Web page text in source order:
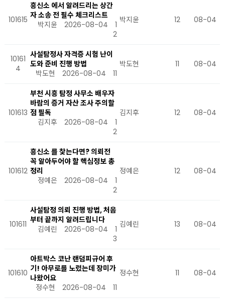
101615
흥신소 에서 알려드리는 상간
자 소송 전 필수 체크리스트
박지윤
2026-08-04
1
2
박지윤 12 08-04
10161
4
사설탐정사 자격증 시험 난이
도와 준비 진행 방법
박도현
2026-08-04 11
박도현 11 08-04
101613
부천 시흥 탐정 사무소 배우자
바람의 증거 자산 조사 주의할
점 필독
김지후
2026-08-04
1
2
김지후 12 08-04
101612
흥신소 를 찿는다면? 의뢰전
꼭 알아두어야 할 핵심정보 총
정리
정예은
2026-08-04
1
2
정예은 12 08-04
101611
사설탐정 의뢰 진행 방법, 처음
부터 끝까지 알려드립니다
김예린
2026-08-04
1
3
김예린 13 08-04
101610
아트박스 코난 랜덤피규어 후
기! 아무로를 노렸는데 장미가
나왔어요
정수현
2026-08-04 11
정수현 11 08-04